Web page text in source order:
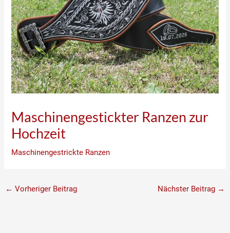
Maschinengestickter Ranzen zur
Hochzeit
Maschinengestrickte Ranzen
← Vorheriger Beitrag Nächster Beitrag →